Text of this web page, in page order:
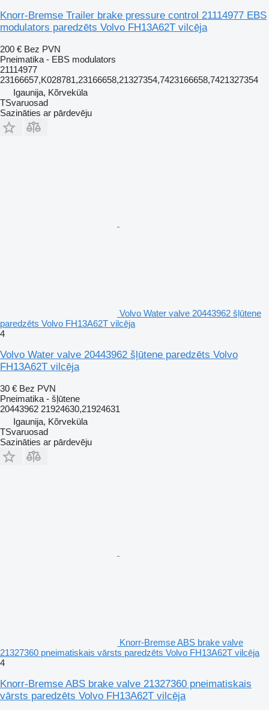
Knorr-Bremse Trailer brake pressure control 21114977 EBS
modulators paredzēts Volvo FH13A62T vilcēja
200 € Bez PVN
Pneimatika - EBS modulators
21114977
23166657,K028781,23166658,21327354,7423166658,7421327354
Igaunija, Kõrveküla
TSvaruosad
Sazināties ar pārdevēju
Volvo Water valve 20443962 šļūtene
paredzēts Volvo FH13A62T vilcēja
4
Volvo Water valve 20443962 šļūtene paredzēts Volvo
FH13A62T vilcēja
30 € Bez PVN
Pneimatika - šļūtene
20443962 21924630,21924631
Igaunija, Kõrveküla
TSvaruosad
Sazināties ar pārdevēju
Knorr-Bremse ABS brake valve
21327360 pneimatiskais vārsts paredzēts Volvo FH13A62T vilcēja
4
Knorr-Bremse ABS brake valve 21327360 pneimatiskais
vārsts paredzēts Volvo FH13A62T vilcēja